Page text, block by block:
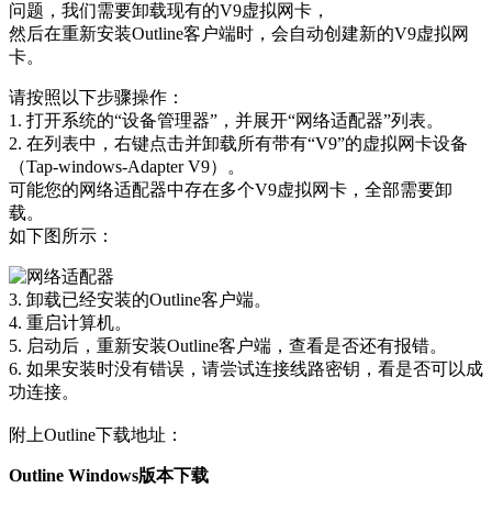
问题，我们需要卸载现有的V9虚拟网卡，
然后在重新安装Outline客户端时，会自动创建新的V9虚拟网
卡。
请按照以下步骤操作：
1. 打开系统的“设备管理器”，并展开“网络适配器”列表。
2. 在列表中，右键点击并卸载所有带有“V9”的虚拟网卡设备
（Tap-windows-Adapter V9）。
可能您的网络适配器中存在多个V9虚拟网卡，全部需要卸
载。
如下图所示：
3. 卸载已经安装的Outline客户端。
4. 重启计算机。
5. 启动后，重新安装Outline客户端，查看是否还有报错。
6. 如果安装时没有错误，请尝试连接线路密钥，看是否可以成
功连接。
附上Outline下载地址：
Outline Windows版本下载